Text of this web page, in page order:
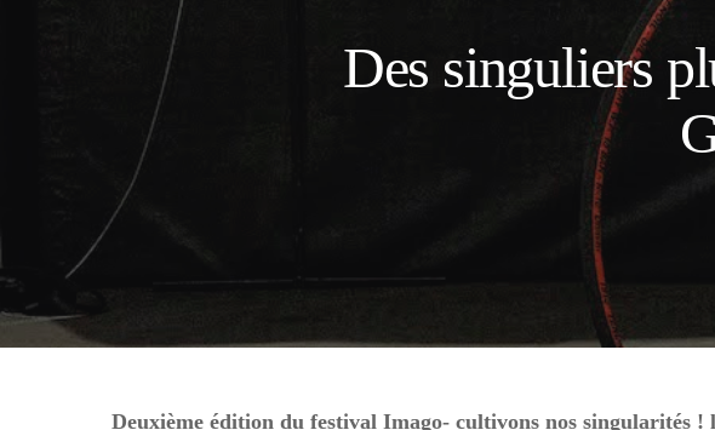
Des singuliers
Deuxième édition du festival Imago- cultivons nos singularités